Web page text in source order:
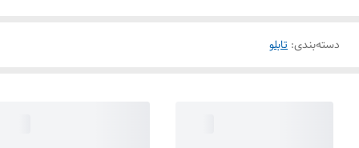
دسته‌بندی: تابلو